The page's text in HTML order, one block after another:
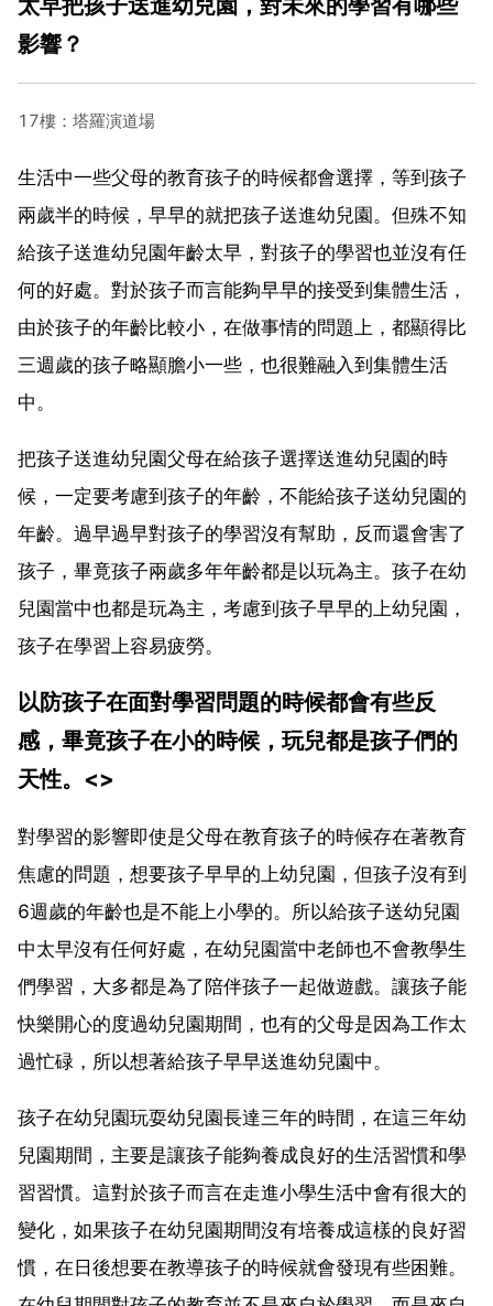
影響？
17樓：塔羅演道場
生活中一些父母的教育孩子的時候都會選擇，等到孩子
兩歲半的時候，早早的就把孩子送進幼兒園。但殊不知
給孩子送進幼兒園年齡太早，對孩子的學習也並沒有任
何的好處。對於孩子而言能夠早早的接受到集體生活，
由於孩子的年齡比較小，在做事情的問題上，都顯得比
三週歲的孩子略顯膽小一些，也很難融入到集體生活
中。
把孩子送進幼兒園父母在給孩子選擇送進幼兒園的時
候，一定要考慮到孩子的年齡，不能給孩子送幼兒園的
年齡。過早過早對孩子的學習沒有幫助，反而還會害了
孩子，畢竟孩子兩歲多年年齡都是以玩為主。孩子在幼
兒園當中也都是玩為主，考慮到孩子早早的上幼兒園，
孩子在學習上容易疲勞。
以防孩子在面對學習問題的時候都會有些反
感，畢竟孩子在小的時候，玩兒都是孩子們的
天性。<>
對學習的影響即使是父母在教育孩子的時候存在著教育
焦慮的問題，想要孩子早早的上幼兒園，但孩子沒有到
6週歲的年齡也是不能上小學的。所以給孩子送幼兒園
中太早沒有任何好處，在幼兒園當中老師也不會教學生
們學習，大多都是為了陪伴孩子一起做遊戲。讓孩子能
快樂開心的度過幼兒園期間，也有的父母是因為工作太
過忙碌，所以想著給孩子早早送進幼兒園中。
孩子在幼兒園玩耍幼兒園長達三年的時間，在這三年幼
兒園期間，主要是讓孩子能夠養成良好的生活習慣和學
習習慣。這對於孩子而言在走進小學生活中會有很大的
變化，如果孩子在幼兒園期間沒有培養成這樣的良好習
慣，在日後想要在教導孩子的時候就會發現有些困難。